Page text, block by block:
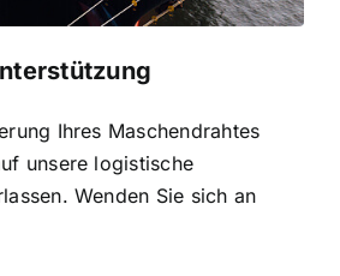
Ihres Maschendrahtes
unsere logistische
Wenden Sie sich an